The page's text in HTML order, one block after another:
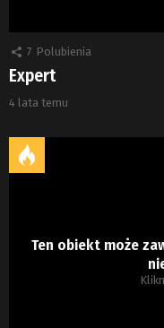
7 Polubienia
Expert
4 lata temu
Ten obiekt może